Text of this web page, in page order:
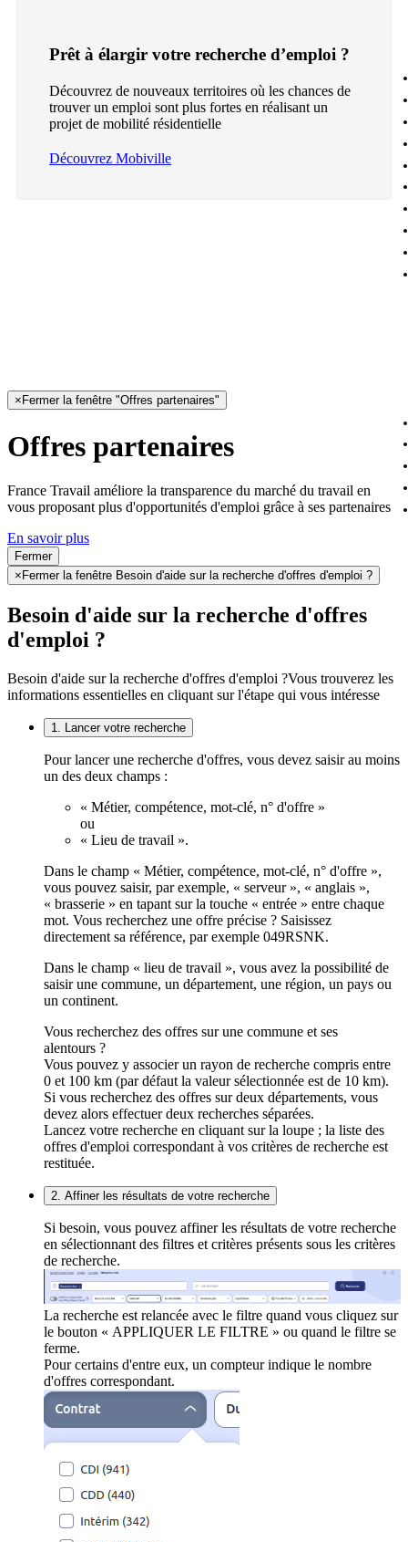
Prêt à élargir votre recherche d’emploi ?
Découvrez de nouveaux territoires où les chances de
trouver un emploi sont plus fortes en réalisant un
projet de mobilité résidentielle
Découvrez Mobiville
× Fermer la fenêtre "Offres partenaires"
Offres partenaires
France Travail améliore la transparence du marché du travail en
vous proposant plus d'opportunités d'emploi grâce à ses partenaires
En savoir plus
Fermer
× Fermer la fenêtre Besoin d'aide sur la recherche d'offres d'emploi ?
Besoin d'aide sur la recherche d'offres
d'emploi ?
Besoin d'aide sur la recherche d'offres d'emploi ?Vous trouverez les
informations essentielles en cliquant sur l'étape qui vous intéresse
1. Lancer votre recherche
Pour lancer une recherche d'offres, vous devez saisir au moins
un des deux champs :
« Métier, compétence, mot-clé, n° d'offre »
ou
« Lieu de travail ».
Dans le champ « Métier, compétence, mot-clé, n° d'offre »,
vous pouvez saisir, par exemple, « serveur », « anglais »,
« brasserie » en tapant sur la touche « entrée » entre chaque
mot. Vous recherchez une offre précise ? Saisissez
directement sa référence, par exemple 049RSNK.
Dans le champ « lieu de travail », vous avez la possibilité de
saisir une commune, un département, une région, un pays ou
un continent.
Vous recherchez des offres sur une commune et ses
alentours ?
Vous pouvez y associer un rayon de recherche compris entre
0 et 100 km (par défaut la valeur sélectionnée est de 10 km).
Si vous recherchez des offres sur deux départements, vous
devez alors effectuer deux recherches séparées.
Lancez votre recherche en cliquant sur la loupe ; la liste des
offres d'emploi correspondant à vos critères de recherche est
restituée.
2. Affiner les résultats de votre recherche
Si besoin, vous pouvez affiner les résultats de votre recherche
en sélectionnant des filtres et critères présents sous les critères
de recherche.
La recherche est relancée avec le filtre quand vous cliquez sur
le bouton « APPLIQUER LE FILTRE » ou quand le filtre se
ferme.
Pour certains d'entre eux, un compteur indique le nombre
d'offres correspondant.